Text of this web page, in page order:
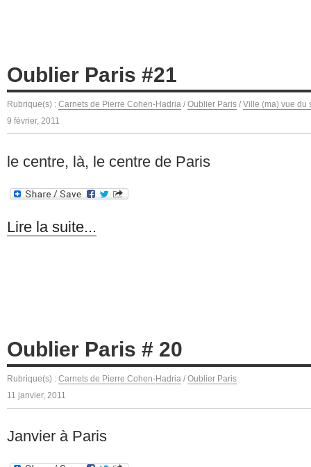
Oublier Paris #21
Rubrique(s) : Carnets de Pierre Cohen-Hadria / Oublier Paris / Ville (ma) vue du
9 février, 2011
le centre, là, le centre de Paris
Lire la suite...
Oublier Paris # 20
Rubrique(s) : Carnets de Pierre Cohen-Hadria / Oublier Paris
11 janvier, 2011
Janvier à Paris